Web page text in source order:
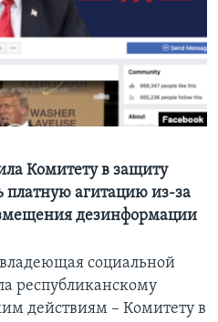
Комитету в защиту
платную агитацию из-за
дезинформации
социальной
республиканскому
действиям – Комитету в